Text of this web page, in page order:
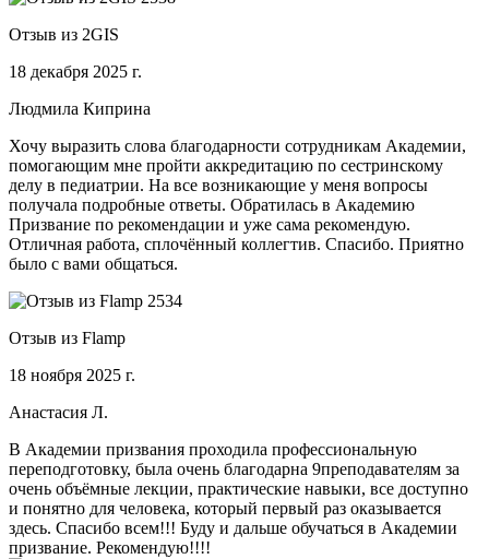
Отзыв из 2GIS
18 декабря 2025 г.
Людмила Киприна
Хочу выразить слова благодарности сотрудникам Академии,
помогающим мне пройти аккредитацию по сестринскому
делу в педиатрии. На все возникающие у меня вопросы
получала подробные ответы. Обратилась в Академию
Призвание по рекомендации и уже сама рекомендую.
Отличная работа, сплочённый коллегтив. Спасибо. Приятно
было с вами общаться.
Отзыв из Flamp
18 ноября 2025 г.
Анастасия Л.
В Академии призвания проходила профессиональную
переподготовку, была очень благодарна 9преподавателям за
очень объёмные лекции, практические навыки, все доступно
и понятно для человека, который первый раз оказывается
здесь. Спасибо всем!!! Буду и дальше обучаться в Академии
призвание. Рекомендую!!!!